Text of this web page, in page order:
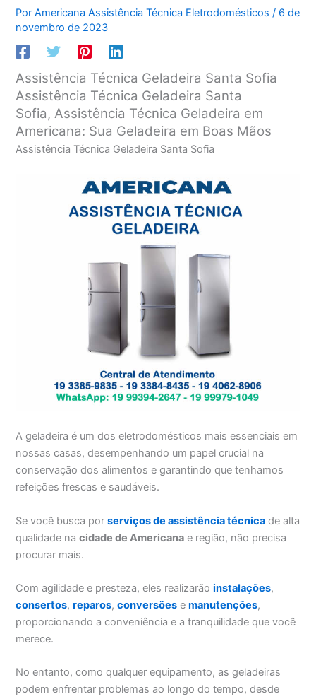
PorAmericana Assistência Técnica Eletrodomésticos/ 6 de
novembro de 2023
Assistência Técnica Geladeira Santa Sofia
Assistência Técnica Geladeira Santa
Sofia, Assistência Técnica Geladeira em
Americana: Sua Geladeira em Boas Mãos
Assistência Técnica Geladeira Santa Sofia
A geladeira é um dos eletrodomésticos mais essenciais em
nossas casas, desempenhando um papel crucial na
conservação dos alimentos e garantindo que tenhamos
refeições frescas e saudáveis.
Se você busca porserviços de assistência técnica de alta
qualidade nacidade de Americana e região, não precisa
procurar mais.
Com agilidade e presteza, eles realizarãoinstalações,
consertos,reparos,conversões emanutenções,
proporcionando a conveniência e a tranquilidade que você
merece.
No entanto, como qualquer equipamento, as geladeiras
podem enfrentar problemas ao longo do tempo, desde